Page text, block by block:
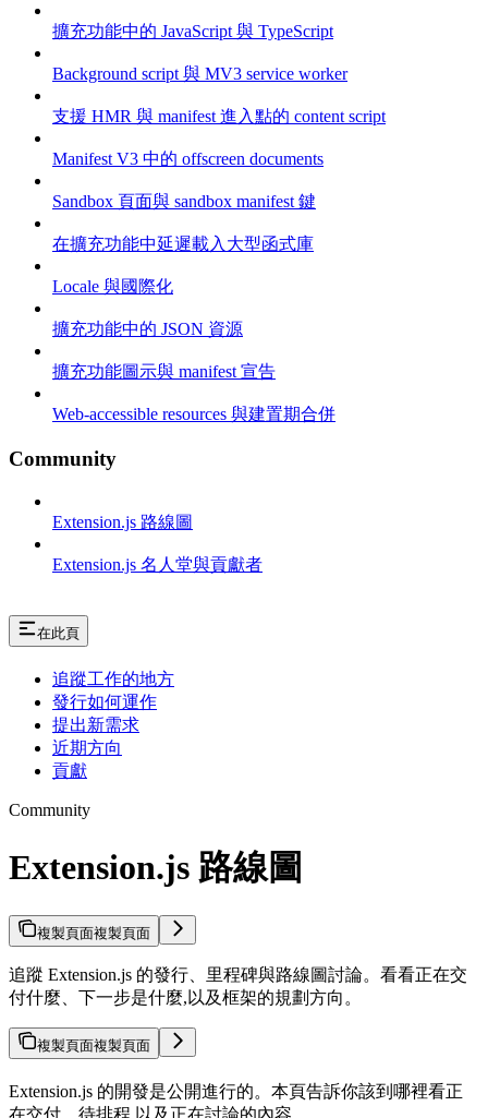
擴充功能中的 JavaScript 與 TypeScript
Background script 與 MV3 service worker
支援 HMR 與 manifest 進入點的 content script
Manifest V3 中的 offscreen documents
Sandbox 頁面與 sandbox manifest 鍵
在擴充功能中延遲載入大型函式庫
Locale 與國際化
擴充功能中的 JSON 資源
擴充功能圖示與 manifest 宣告
Web-accessible resources 與建置期合併
Community
Extension.js 路線圖
Extension.js 名人堂與貢獻者
在此頁
追蹤工作的地方
發行如何運作
提出新需求
近期方向
貢獻
Community
Extension.js 路線圖
複製頁面複製頁面
追蹤 Extension.js 的發行、里程碑與路線圖討論。看看正在交
付什麼、下一步是什麼,以及框架的規劃方向。
複製頁面複製頁面
Extension.js 的開發是公開進行的。本頁告訴你該到哪裡看正